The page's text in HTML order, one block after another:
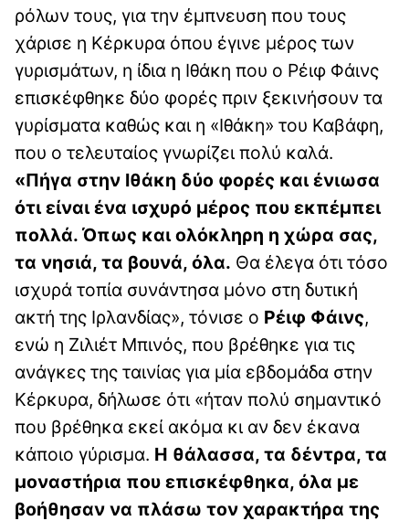
ρόλων τους, για την έμπνευση που τους
χάρισε η Κέρκυρα όπου έγινε μέρος των
γυρισμάτων, η ίδια η Ιθάκη που ο Ρέιφ Φάινς
επισκέφθηκε δύο φορές πριν ξεκινήσουν τα
γυρίσματα καθώς και η «Ιθάκη» του Καβάφη,
που ο τελευταίος γνωρίζει πολύ καλά.
«Πήγα στην Ιθάκη δύο φορές και ένιωσα
ότι είναι ένα ισχυρό μέρος που εκπέμπει
πολλά. Όπως και ολόκληρη η χώρα σας,
τα νησιά, τα βουνά, όλα. Θα έλεγα ότι τόσο
ισχυρά τοπία συνάντησα μόνο στη δυτική
ακτή της Ιρλανδίας», τόνισε ο Ρέιφ Φάινς,
ενώ η Zιλιέτ Μπινός, που βρέθηκε για τις
ανάγκες της ταινίας για μία εβδομάδα στην
Κέρκυρα, δήλωσε ότι «ήταν πολύ σημαντικό
που βρέθηκα εκεί ακόμα κι αν δεν έκανα
κάποιο γύρισμα. Η θάλασσα, τα δέντρα, τα
μοναστήρια που επισκέφθηκα, όλα με
βοήθησαν να πλάσω τον χαρακτήρα της